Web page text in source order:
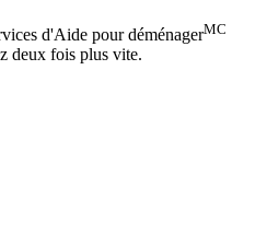
d'Aide pour déménagerMC
deux fois plus vite.